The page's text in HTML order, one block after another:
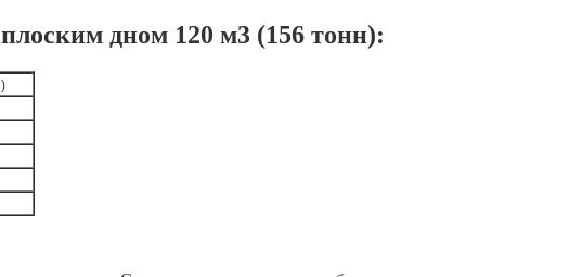
дном 120 м3 (156 тонн):